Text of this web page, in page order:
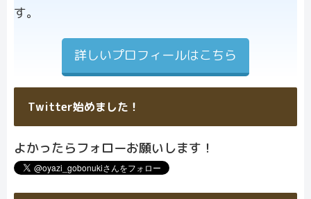
す。
詳しいプロフィールはこちら
Twitter始めました！
よかったらフォローお願いします！